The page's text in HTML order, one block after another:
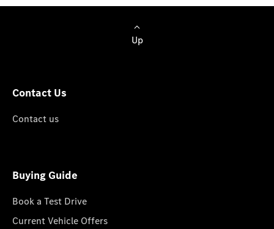
Up
Contact Us
Contact us
Buying Guide
Book a Test Drive
Current Vehicle Offers